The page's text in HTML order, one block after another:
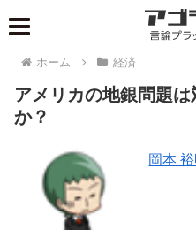
ホーム 経済
アメリカの地銀問題
か？
岡本